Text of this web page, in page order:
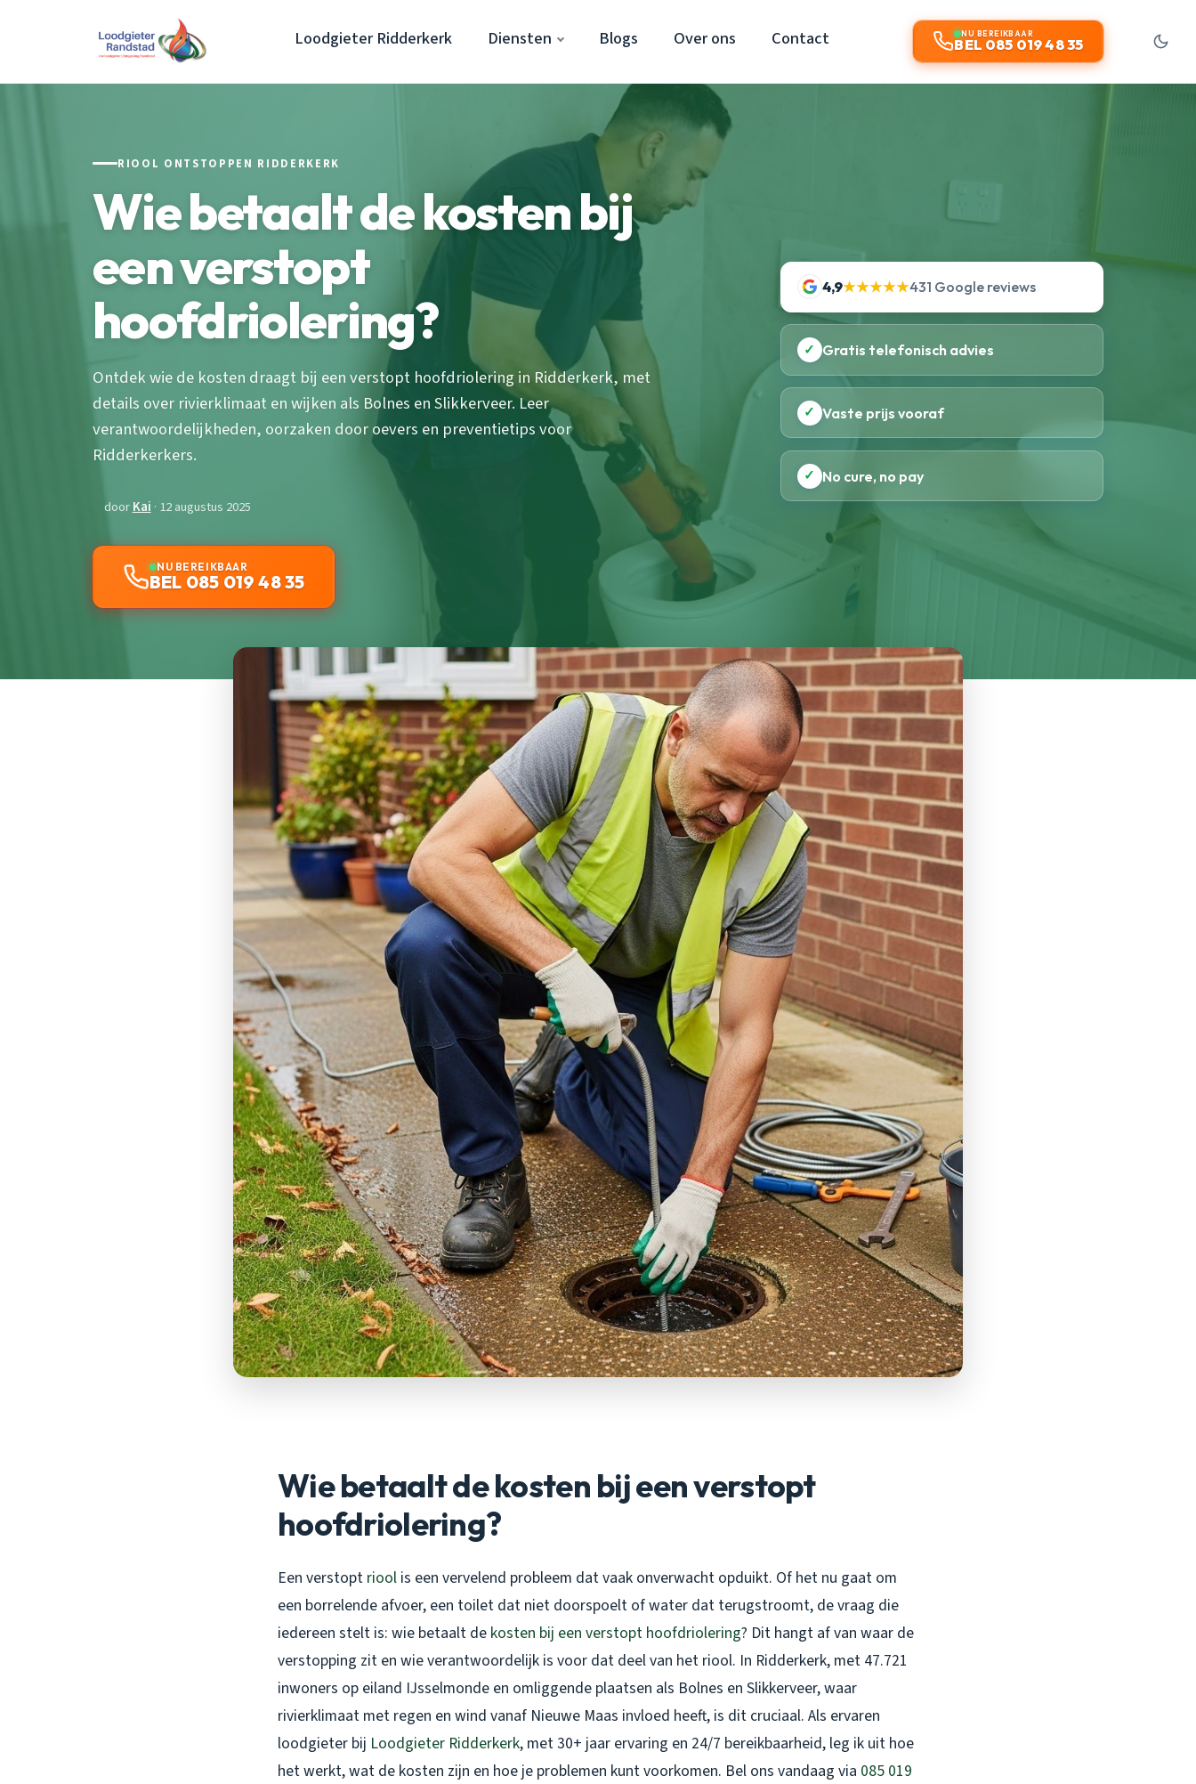
Loodgieter Ridderkerk Diensten Blogs Over ons Contact NU BEREIKBAAR
BEL 085 019 48 35
RIOOL ONTSTOPPEN RIDDERKERK
Wie betaalt de kosten bij
een verstopt
hoofdriolering?
Ontdek wie de kosten draagt bij een verstopt hoofdriolering in Ridderkerk, met
details over rivierklimaat en wijken als Bolnes en Slikkerveer. Leer
verantwoordelijkheden, oorzaken door oevers en preventietips voor
Ridderkerkers.
doorKai · 12 augustus 2025
NU BEREIKBAAR
BEL 085 019 48 35
4,9★★★★★431 Google reviews
✓ Gratis telefonisch advies
✓ Vaste prijs vooraf
✓ No cure, no pay
Wie betaalt de kosten bij een verstopt
hoofdriolering?
Een verstopt riool is een vervelend probleem dat vaak onverwacht opduikt. Of het nu gaat om
een borrelende afvoer, een toilet dat niet doorspoelt of water dat terugstroomt, de vraag die
iedereen stelt is: wie betaalt de kosten bij een verstopt hoofdriolering? Dit hangt af van waar de
verstopping zit en wie verantwoordelijk is voor dat deel van het riool. In Ridderkerk, met 47.721
inwoners op eiland IJsselmonde en omliggende plaatsen als Bolnes en Slikkerveer, waar
rivierklimaat met regen en wind vanaf Nieuwe Maas invloed heeft, is dit cruciaal. Als ervaren
loodgieter bij Loodgieter Ridderkerk, met 30+ jaar ervaring en 24/7 bereikbaarheid, leg ik uit hoe
het werkt, wat de kosten zijn en hoe je problemen kunt voorkomen. Bel ons vandaag via 085 019